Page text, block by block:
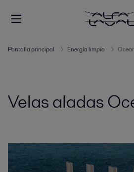
Pantalla principal Energía limpia
Velas aladas